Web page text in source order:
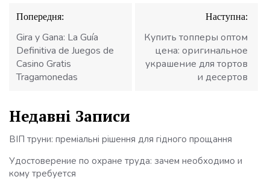
Навігація
записів
Попередня:
Gira y Gana: La Guía
Definitiva de Juegos de
Casino Gratis
Tragamonedas
Наступна:
Купить топперы оптом
цена: оригинальное
украшение для тортов
и десертов
Недавні Записи
ВІП труни: преміальні рішення для гідного прощання
Удостоверение по охране труда: зачем необходимо и
кому требуется